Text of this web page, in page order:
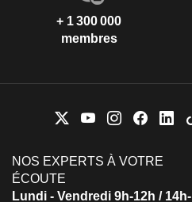
+ 1 300 000
membres
NOS EXPERTS À VOTRE
ÉCOUTE
Lundi - Vendredi 9h-12h / 14h-